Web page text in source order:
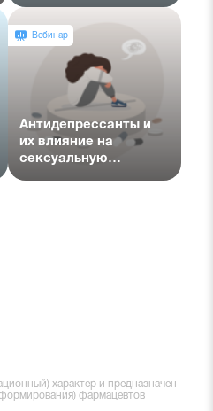
Вебинар
Антидепрессанты и
их влияние на
сексуальную
характер и предназначен
фармацевтов